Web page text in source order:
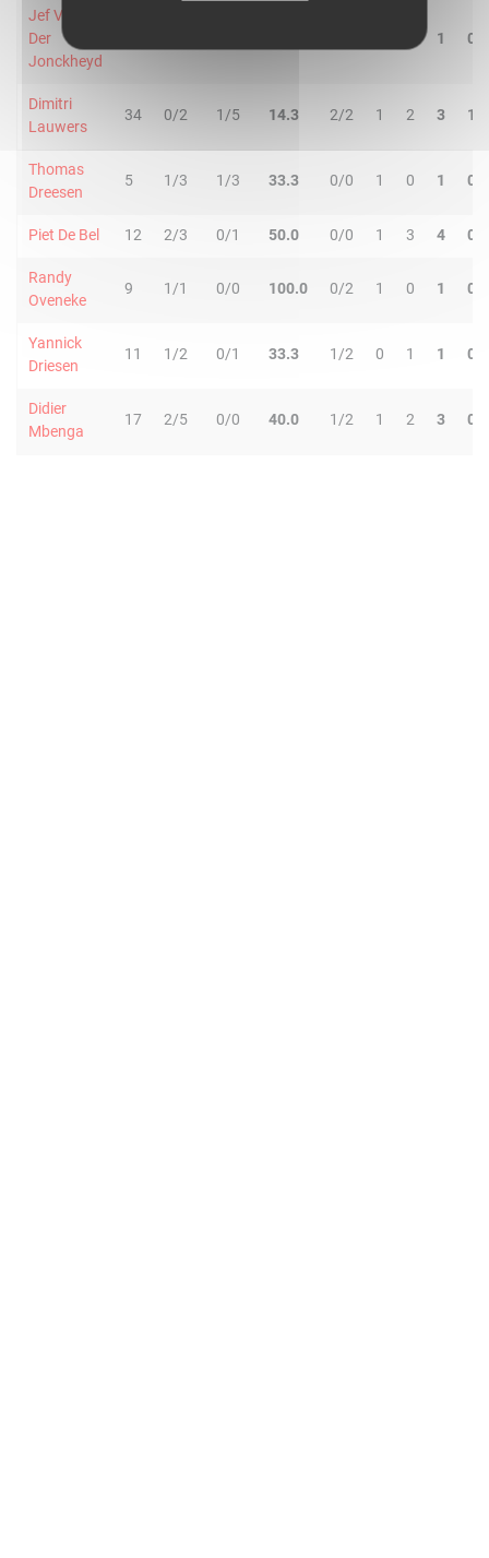
Jef Van
Der
Jonckheyd
1 0
Dimitri
Lauwers
34 0/2 1/5 14.3 2/2 1 2 3 1
Thomas
Dreesen
5 1/3 1/3 33.3 0/0 1 0 1 0
Piet De Bel 12 2/3 0/1 50.0 0/0 1 3 4 0
Randy
Oveneke
9 1/1 0/0 100.0 0/2 1 0 1 0
Yannick
Driesen
11 1/2 0/1 33.3 1/2 0 1 1 0
Didier
Mbenga
17 2/5 0/0 40.0 1/2 1 2 3 0